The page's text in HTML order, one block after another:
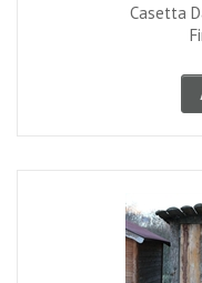
Casetta